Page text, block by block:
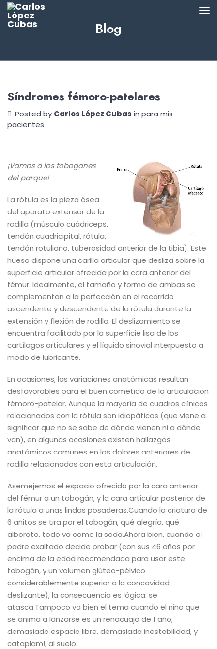
Blog
Síndromes fémoro-patelares
Posted by Carlos López Cubas in para mis
pacientes
¡Vamos a los toboganes
del parque!
La rótula es la pieza ósea
del aparato extensor de la
rodilla (músculo cuádriceps,
tendón cuadricipital, rótula,
tendón rotuliano, tuberosidad anterior de la tibia). Este
hueso dispone una carilla articular que desliza sobre la
superficie articular ofrecida por la cara anterior del
fémur. Idealmente, el tamaño y forma de ambas se
complementan a la perfección en el recorrido
ascendente y descendente de la rótula durante la
extensión y flexión de rodilla. El deslizamiento se
encuentra facilitado por la superficie lisa de los
cartílagos articulares y el líquido sinovial interpuesto a
modo de lubricante.
En ocasiones, las variaciones anatómicas resultan
desfavorables para el buen cometido de la articulación
fémoro-patelar. Aunque la mayoría de cuadros clínicos
relacionados con la rótula son idiopáticos (que viene a
significar que no se sabe de dónde vienen ni a dónde
van), en algunas ocasiones existen hallazgos
anatómicos comunes en los dolores anteriores de
rodilla relacionados con esta articulación.
Asemejemos el espacio ofrecido por la cara anterior
del fémur a un tobogán, y la cara articular posterior de
la rótula a unas lindas posaderas.Cuando la criatura de
6 añitos se tira por el tobogán, qué alegría, qué
alboroto, todo va como la seda.Ahora bien, cuando el
padre exaltado decide probar (con sus 46 años por
encima de la edad recomendada para usar este
tobogán, y un volumen glúteo-pélvico
considerablemente superior a la concavidad
deslizante), la consecuencia es lógica: se
atasca.Tampoco va bien el tema cuando el niño que
se anima a lanzarse es un renacuajo de 1 año;
demasiado espacio libre, demasiada inestabilidad, y
cataplam!, al suelo.